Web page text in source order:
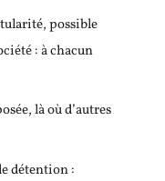
possible
: à chacun
là où d’autres
détention :